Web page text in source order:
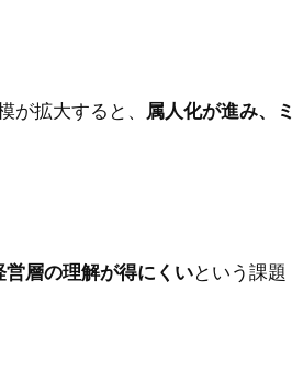
が拡大すると、 属人化が進み、ミ
営層の理解が得にくいという課題